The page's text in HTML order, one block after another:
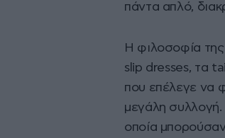
πάντα απλό,
Η φιλοσοφία
slip dresses, τα
που επέλεγε να
μεγάλη συλλογή.
οποία